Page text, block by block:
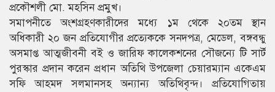
প্রকৌশলী মো. মহসিন প্রমুখ।
সমাপনীতে অংশগ্রহণকারীদের মধ্যে ১ম থেকে ২০তম স্থান
অধিকারী ২০ জন প্রতিযোগীর প্রত্যেককে সনদপত্র, মেডেল, বঙ্গবন্ধু
অসমাপ্ত আত্মজীবনী বই ও জারিফ কালেকশনের সৌজন্যে টি সার্ট
পুরস্কার প্রদান করেন প্রধান অতিথি উপজেলা চেয়ারম্যান একেএম
সফি আহমদ সলমানসহ অন্যান্য অতিথিবৃন্দ। প্রতিযোগিতায়